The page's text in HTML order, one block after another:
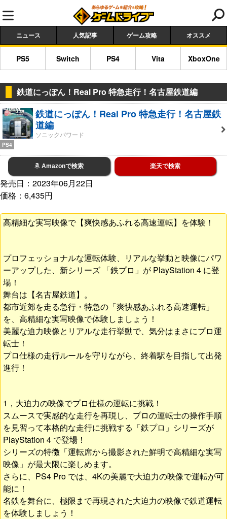
ニュース 人気記事 ゲーム攻略 オススメ
PS5 Switch PS4 Vita XboxOne
鉄道にっぽん！Real Pro 特急走行！名古屋鉄道編
鉄道にっぽん！Real Pro 特急走行！名古屋鉄
道編
ソニックパワード
PS4
Amazonで検索 楽天で検索
発売日：2023年06月22日
価格：6,435円
高精細な実写映像で【爽快感あふれる高速運転】を体験！
プロフェッショナルな運転体験、リアルな挙動と映像にパワ
ーアップした、新シリーズ 「鉄プロ」が PlayStation 4 に登
場！
舞台は【名古屋鉄道】。
都市近郊を走る急行・特急の「爽快感あふれる高速運転」
を、高精細な実写映像で体験しましょう！
美麗な迫力映像とリアルな走行挙動で、気分はまさにプロ運
転士！
プロ仕様の走行ルールを守りながら、終着駅を目指して出発
進行！
1，大迫力の映像でプロ仕様の運転に挑戦！
スムースで実感的な走行を再現し、プロの運転士の操作手順
を見習って本格的な走行に挑戦する「鉄プロ」シリーズが
PlayStation 4 で登場！
シリーズの特徴「運転席から撮影された鮮明で高精細な実写
映像」が最大限に楽しめます。
さらに、PS4 Pro では、4Kの美麗で大迫力の映像で運転が可
能に！
名鉄を舞台に、極限まで再現された大迫力の映像で鉄道運転
を体験しましょう！